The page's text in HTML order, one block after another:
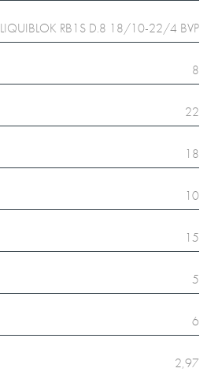
LIQUIBLOK RB1S D.8 18/10-22/4 BVP
8
22
18
10
15
5
6
2,97